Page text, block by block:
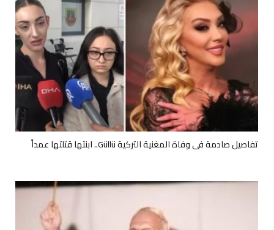
تفاصيل صادمة في وفاة المغنية التركية Güllü.. ابنتها قتلتها عمداً